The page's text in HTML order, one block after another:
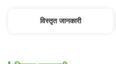
विस्तृत जानकारी